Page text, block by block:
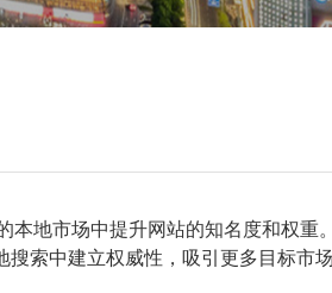
地市场中提升网站的知名度和权重
索中建立权威性，吸引更多目标市